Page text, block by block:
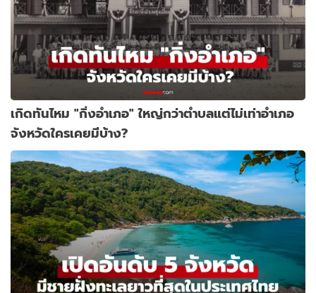
เกิดทันไหม "กิ่งอำเภอ" ใหญ่กว่าตำบลแต่ไม่เท่าอำเภอ
จังหวัดใครเคยมีบ้าง?